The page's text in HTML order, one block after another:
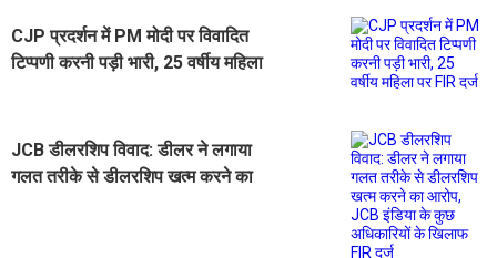
CJP प्रदर्शन में PM मोदी पर विवादित
टिप्पणी करनी पड़ी भारी, 25 वर्षीय महिला
JCB डीलरशिप विवाद: डीलर ने लगाया
गलत तरीके से डीलरशिप खत्म करने का